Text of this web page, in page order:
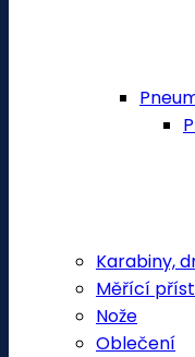
Karabiny,
Měřící
Nože
Oblečení